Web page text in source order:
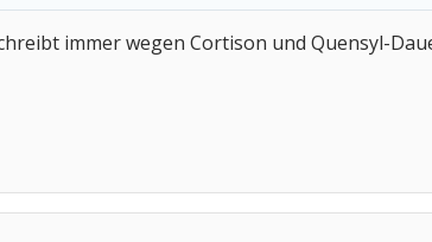
immer wegen Cortison und Quensyl-